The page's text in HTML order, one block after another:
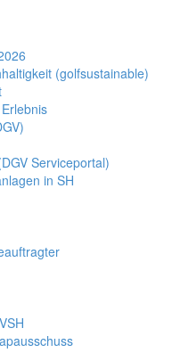
(golfsustainable)
Serviceportal)
in SH